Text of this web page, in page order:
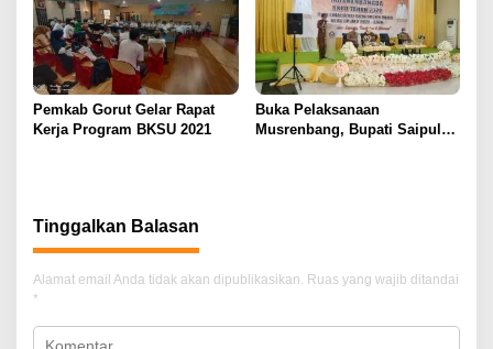
Pemkab Gorut Gelar Rapat
Kerja Program BKSU 2021
Buka Pelaksanaan
Musrenbang, Bupati Saipul
Tinggalkan Balasan
Alamat email Anda tidak akan dipublikasikan. Ruas yang wajib ditandai
*